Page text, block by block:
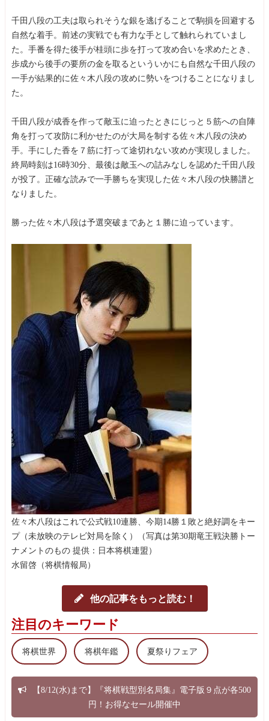
千田八段の工夫は取られそうな銀を逃げることで駒損を回避する
自然な着手。前述の実戦でも有力な手として触れられていまし
た。手番を得た後手が桂頭に歩を打って攻め合いを求めたとき、
歩成から後手の要所の金を取るといういかにも自然な千田八段の
一手が結果的に佐々木八段の攻めに勢いをつけることになりまし
た。
千田八段が成香を作って敵玉に迫ったときにじっと５筋への自陣
角を打って攻防に利かせたのが大局を制する佐々木八段の決め
手。手にした香を７筋に打って途切れない攻めが実現しました。
終局時刻は16時30分、最後は敵玉への詰みなしを認めた千田八段
が投了。正確な読みで一手勝ちを実現した佐々木八段の快勝譜と
なりました。
勝った佐々木八段は予選突破まであと１勝に迫っています。
佐々木八段はこれで公式戦10連勝、今期14勝１敗と絶好調をキー
プ（未放映のテレビ対局を除く）（写真は第30期竜王戦決勝トー
ナメントのもの 提供：日本将棋連盟）
水留啓（将棋情報局）
他の記事をもっと読む！
注目のキーワード
将棋世界 将棋年鑑 夏祭りフェア
【8/12(水)まで】『将棋戦型別名局集』電子版９点が各500
円！お得なセール開催中